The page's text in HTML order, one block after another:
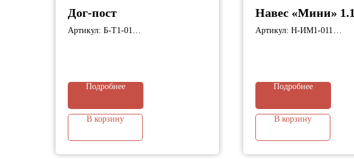
Дог-пост
Артикул: Б-Т1-01
Подробнее
В корзину
Навес «Мини» 1.1
Артикул: Н-ИМ1-011
Подробнее
В корзину